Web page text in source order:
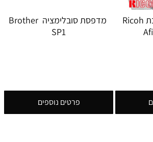
מכונת צילום משולבת Ricoh
מדפסת סובלימציה Brother
SP1
פרטים נוספים